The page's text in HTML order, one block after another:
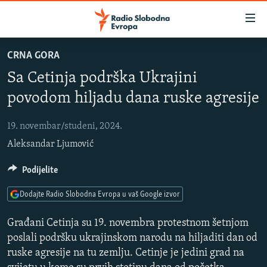
na
glavni
sadržaj
Pređite
na
glavnu
Pređite
pretragu
BOSNA I HERCEGOVINA
SRBIJA
KOSOVO
CRNA GORA
VIZUELNO
VIDEO
INFOGRAFIKE
PODCASTI
KINA NA BALKANU
RSE PRIČE IZ SVIJETA
CRNA GORA
Sa Cetinja podrška Ukrajini
povodom hiljadu dana ruske agresije
19. novembar/studeni, 2024.
Aleksandar Ljumović
Građani Cetinja su 19. novembra protestnom šetnjom
poslali podršku ukrajinskom narodu na hiljaditi dan od
ruske agresije na tu zemlju. Cetinje je jedini grad na
Podijelite
Dodajte Radio Slobodna Evropa u vaš Google izvor